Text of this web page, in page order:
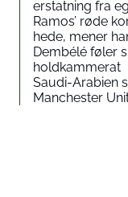
erstatning fra
Ramos’ røde
hede, mener
Dembélé føler
holdkammerat
Saudi-Arabien
Manchester